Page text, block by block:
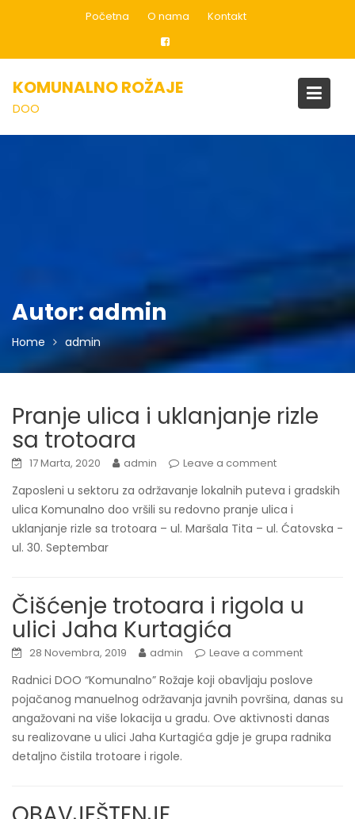
Početna O nama Kontakt
KOMUNALNO ROŽAJE
DOO
Autor: admin
Home admin
Pranje ulica i uklanjanje rizle
sa trotoara
17 Marta, 2020 admin Leave a comment
Zaposleni u sektoru za održavanje lokalnih puteva i gradskih
ulica Komunalno doo vršili su redovno pranje ulica i
uklanjanje rizle sa trotoara – ul. Maršala Tita – ul. Ćatovska -
ul. 30. Septembar
Čišćenje trotoara i rigola u
ulici Jaha Kurtagića
28 Novembra, 2019 admin Leave a comment
Radnici DOO “Komunalno” Rožaje koji obavljaju poslove
pojačanog manuelnog održavanja javnih površina, danas su
angažovani na više lokacija u gradu. Ove aktivnosti danas
su realizovane u ulici Jaha Kurtagića gdje je grupa radnika
detaljno čistila trotoare i rigole.